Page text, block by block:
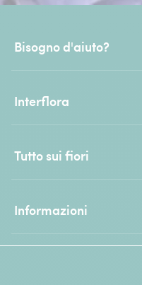
Bisogno d'aiuto?
Interflora
Tutto sui fiori
Informazioni